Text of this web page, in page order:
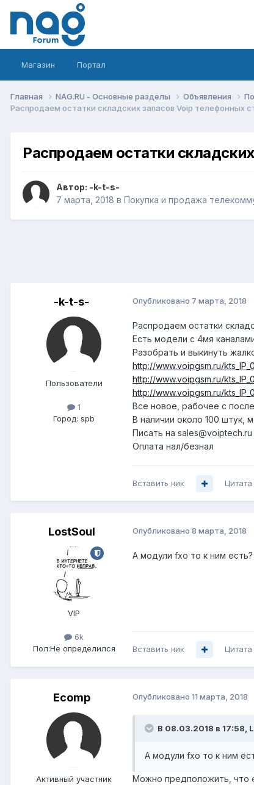
Магазин Портал
Главная NAG.RU - Основные разделы Объявления
Распродаем остатки складских запасов Voip телефонных
Распродаем остатки
Автор: -k-t-s-
7 марта, 2018 в Покупка и продажа
-k-t-s-
Пользователи
1
Город: spb
Опубликовано 7 марта, 2018
Распродаем остатки
Есть модели с 4мя
Разобрать и выкинуть
http://www.voipgsm.ru/
http://www.voipgsm.ru/
http://www.voipgsm.ru/
Все новое, рабочее с
В наличии около 100 штук,
Писать на sales@voiptech.ru
Оплата нал/безнал
Вставить ник Цитата
LostSoul
VIP
6k
Пол:Не определился
Опубликовано 8 марта, 2018
А модули fxo то к ним есть?
Вставить ник Цитата
Ecomp
Активный участник
Опубликовано 11 марта, 2018
В 08.03.2018 в 17:58,
А модули fxo то к ним
Можно предположить, что